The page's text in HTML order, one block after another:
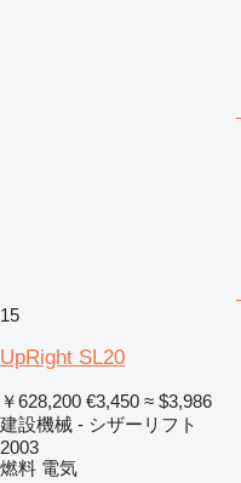
15
UpRight SL20
￥628,200 €3,450 ≈ $3,986
建設機械 - シザーリフト
2003
燃料 電気